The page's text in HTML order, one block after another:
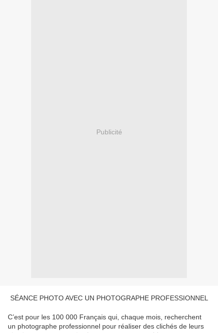
Publicité
SÉANCE PHOTO AVEC UN PHOTOGRAPHE PROFESSIONNEL
C’est pour les 100 000 Français qui, chaque mois, recherchent
un photographe professionnel pour réaliser des clichés de leurs